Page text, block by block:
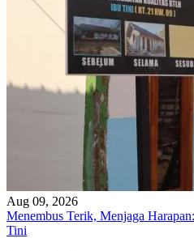
Aug 09, 2026
Menembus Terik, Menjaga
Tini